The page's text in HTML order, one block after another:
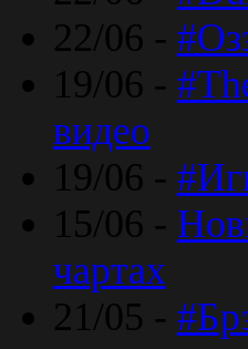
22/06 -
19/06 -
видео
19/06 -
15/06 -
чартах
21/05 -